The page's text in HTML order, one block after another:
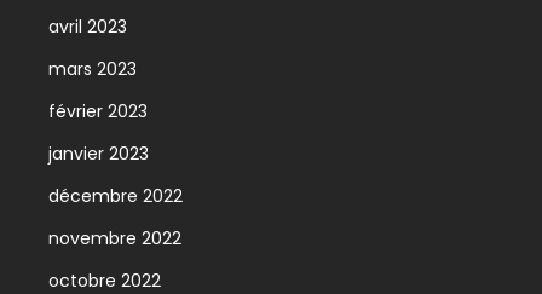
avril 2023
mars 2023
février 2023
janvier 2023
décembre 2022
novembre 2022
octobre 2022